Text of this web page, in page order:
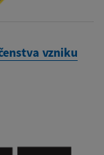
vzniku